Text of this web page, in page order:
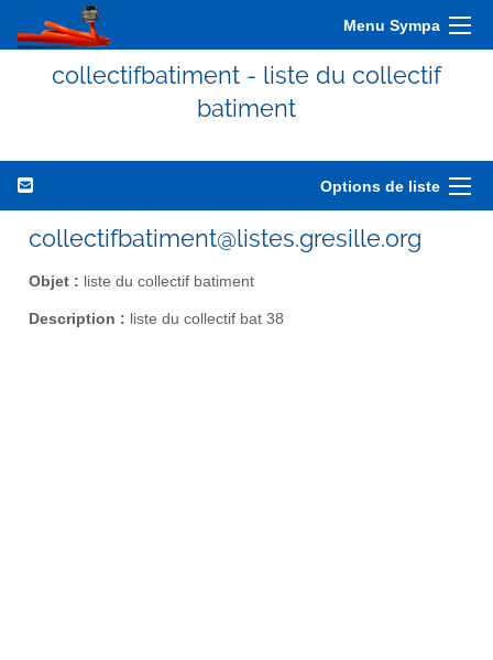
Menu Sympa
collectifbatiment - liste du collectif
batiment
Options de liste
collectifbatiment@listes.gresille.org
Objet : liste du collectif batiment
Description : liste du collectif bat 38